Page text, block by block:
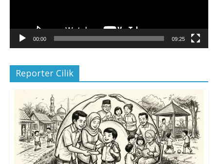
00:00 09:25
Reporter Cilik